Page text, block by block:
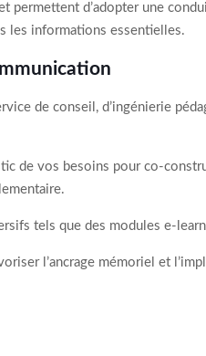
permettent d’adopter une
les informations essentielles.
de conseil, d’ingénierie
de vos besoins pour co-
tels que des modules e-
l’ancrage mémoriel et